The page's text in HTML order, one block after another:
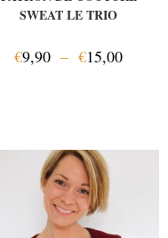
SWEAT LE TRIO
€9,90 – €15,00